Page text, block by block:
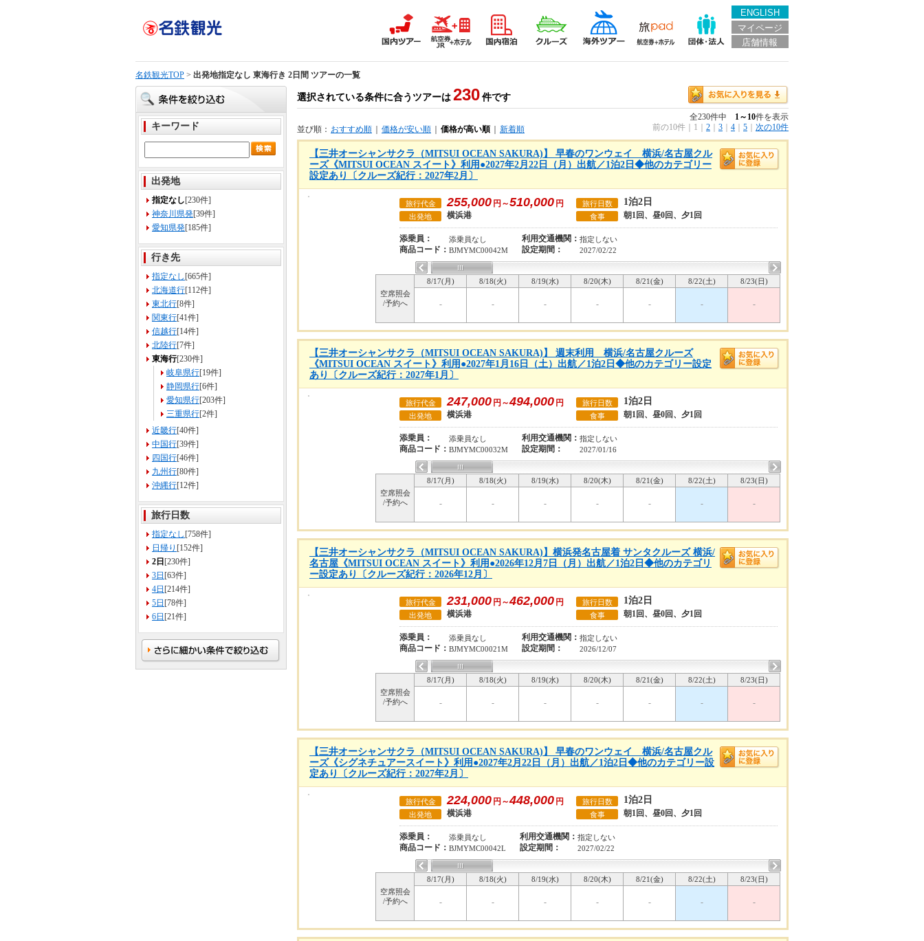
ENGLISH
マイページ
店舗情報
名鉄観光TOP > 出発地指定なし 東海行き 2日間 ツアーの一覧
キーワード
出発地
指定なし[230件]
神奈川県発[39件]
愛知県発[185件]
行き先
指定なし [665件]
北海道行[112件]
東北行[8件]
関東行[41件]
信越行[14件]
北陸行[7件]
東海行[230件]
岐阜県行[19件]
静岡県行[6件]
愛知県行[203件]
三重県行[2件]
近畿行[40件]
中国行[39件]
四国行[46件]
九州行[80件]
沖縄行[12件]
旅行日数
指定なし [758件]
日帰り [152件]
2日 [230件]
3日 [63件]
4日 [214件]
5日 [78件]
6日 [21件]
選択されている条件に合うツアーは 230 件です
並び順： おすすめ順 価格が安い順 価格が高い順 新着順
全230件中 1～10件を表示
前の10件
1 2 3 4 5 次の10件
【三井オーシャンサクラ（MITSUI OCEAN SAKURA)】 早春のワンウェイ 横浜/名古屋クル
ーズ《MITSUI OCEAN スイート》利用●2027年2月22日（月）出航／1泊2日◆他のカテゴリー
設定あり〔クルーズ紀行：2027年2月〕
旅行代金 255,000 円～510,000 円 旅行日数 1泊2日
出発地 横浜港 食事 朝1回、昼0回、夕1回
添乗員： 添乗員なし 利用交通機関： 指定しない
商品コード： BJMYMC00042M 設定期間： 2027/02/22
空席照会
/予約へ
8/17(月) 8/18(火) 8/19(水) 8/20(木) 8/21(金) 8/22(土) 8/23(日)
- - - - - - -
【三井オーシャンサクラ（MITSUI OCEAN SAKURA)】 週末利用 横浜/名古屋クルーズ
《MITSUI OCEAN スイート》利用●2027年1月16日（土）出航／1泊2日◆他のカテゴリー設定
あり〔クルーズ紀行：2027年1月〕
旅行代金 247,000 円～494,000 円 旅行日数 1泊2日
出発地 横浜港 食事 朝1回、昼0回、夕1回
添乗員： 添乗員なし 利用交通機関： 指定しない
商品コード： BJMYMC00032M 設定期間： 2027/01/16
空席照会
/予約へ
8/17(月) 8/18(火) 8/19(水) 8/20(木) 8/21(金) 8/22(土) 8/23(日)
- - - - - - -
【三井オーシャンサクラ（MITSUI OCEAN SAKURA)】横浜発名古屋着 サンタクルーズ 横浜/
名古屋《MITSUI OCEAN スイート》利用●2026年12月7日（月）出航／1泊2日◆他のカテゴリ
ー設定あり〔クルーズ紀行：2026年12月〕
旅行代金 231,000 円～462,000 円 旅行日数 1泊2日
出発地 横浜港 食事 朝1回、昼0回、夕1回
添乗員： 添乗員なし 利用交通機関： 指定しない
商品コード： BJMYMC00021M 設定期間： 2026/12/07
空席照会
/予約へ
8/17(月) 8/18(火) 8/19(水) 8/20(木) 8/21(金) 8/22(土) 8/23(日)
- - - - - - -
【三井オーシャンサクラ（MITSUI OCEAN SAKURA)】 早春のワンウェイ 横浜/名古屋クル
ーズ《シグネチュアースイート》利用●2027年2月22日（月）出航／1泊2日◆他のカテゴリー設
定あり〔クルーズ紀行：2027年2月〕
旅行代金 224,000 円～448,000 円 旅行日数 1泊2日
出発地 横浜港 食事 朝1回、昼0回、夕1回
添乗員： 添乗員なし 利用交通機関： 指定しない
商品コード： BJMYMC00042L 設定期間： 2027/02/22
空席照会
/予約へ
8/17(月) 8/18(火) 8/19(水) 8/20(木) 8/21(金) 8/22(土) 8/23(日)
- - - - - - -